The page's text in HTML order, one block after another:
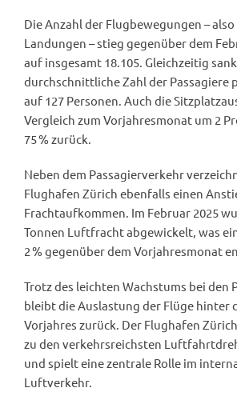
Die Anzahl der Flugbewegungen –
Landungen – stieg gegenüber dem
auf insgesamt 18.105. Gleichzeitig
durchschnittliche Zahl der Passagiere
auf 127 Personen. Auch die
Vergleich zum Vorjahresmonat um 2
75 % zurück.
Neben dem Passagierverkehr
Flughafen Zürich ebenfalls einen
Frachtaufkommen. Im Februar 2025
Tonnen Luftfracht abgewickelt, was
2 % gegenüber dem Vorjahresmonat
Trotz des leichten Wachstums bei den
bleibt die Auslastung der Flüge hinter
Vorjahres zurück. Der Flughafen
zu den verkehrsreichsten
und spielt eine zentrale Rolle im
Luftverkehr.